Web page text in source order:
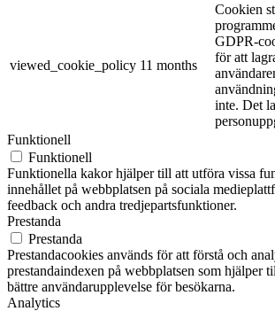
viewed_cookie_policy 11 months
Cookien
GDPR-
för att
inte. Det
Funktionell
Funktionell
Funktionella kakor hjälper till att utföra vissa
innehållet på webbplatsen på sociala
feedback och andra tredjepartsfunktioner.
Prestanda
Prestanda
Prestandacookies används för att förstå och
prestandaindexen på webbplatsen som hjälper
bättre användarupplevelse för besökarna.
Analytics